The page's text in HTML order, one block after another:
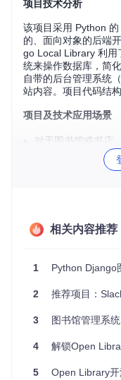
项目技术分析
该项目采用 Python
的、面向对象的后端
go Local Library 利用
统来操作数据库，简
自带的后台管理系统
站内容。项目代码结
项目及技术应用场景
对于图书馆或书店
教育机构可以用来
数据库管理实践，
数据模型。
项目特点
功能完备：实现包
易于部署：提供一
高度定制：
测试支持 ：包含
相关内容推荐
1 Python Django图书
2 推荐项目：
3 图书馆管理系
4 解锁Open
5 Open Library开